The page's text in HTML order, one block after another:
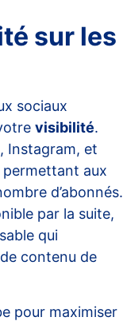
sur les
sociaux
visibilité.
Instagram, et
aux
d’abonnés.
par la suite,
qui
contenu de
pour maximiser